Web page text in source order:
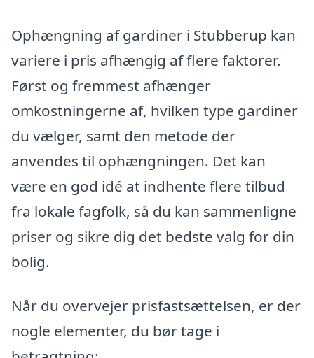
Ophængning af gardiner i Stubberup kan
variere i pris afhængig af flere faktorer.
Først og fremmest afhænger
omkostningerne af, hvilken type gardiner
du vælger, samt den metode der
anvendes til ophængningen. Det kan
være en god idé at indhente flere tilbud
fra lokale fagfolk, så du kan sammenligne
priser og sikre dig det bedste valg for din
bolig.
Når du overvejer prisfastsættelsen, er der
nogle elementer, du bør tage i